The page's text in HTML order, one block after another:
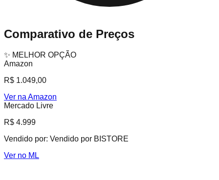
Comparativo de Preços
✨ MELHOR OPÇÃO
Amazon
R$ 1.049,00
Ver na Amazon
Mercado Livre
R$ 4.999
Vendido por: Vendido por BISTORE
Ver no ML